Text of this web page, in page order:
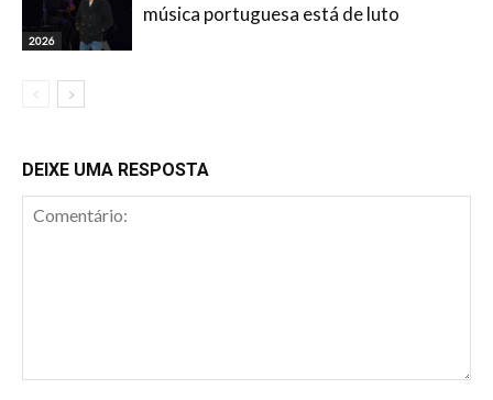
2026
música portuguesa está de luto
DEIXE UMA RESPOSTA